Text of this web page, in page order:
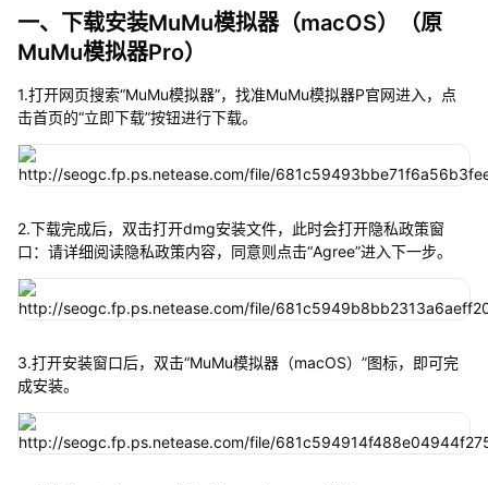
一、下载安装MuMu模拟器（macOS）（原
MuMu模拟器Pro）
1.打开网页搜索“MuMu模拟器”，找准MuMu模拟器P官网进入，点
击首页的“立即下载”按钮进行下载。
2.下载完成后，双击打开dmg安装文件，此时会打开隐私政策窗
口：请详细阅读隐私政策内容，同意则点击“Agree”进入下一步。
3.打开安装窗口后，双击“MuMu模拟器（macOS）”图标，即可完
成安装。